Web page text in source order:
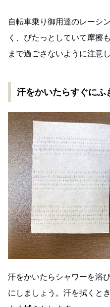
自転車乗り御用達のレーシ
く、ぴたっとしていて摩擦
まで過ごさないように注意
汗をかいたらすぐにふ
汗をかいたらシャワーを浴
にしましょう。汗を拭くと